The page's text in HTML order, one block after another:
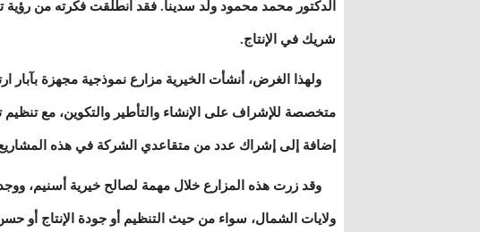
الدكتور محمد محمود ولد سدينا. فقد انطلقت فكرته من
شريك في الإنتاج.
ولهذا الغرض، أنشأت الخيرية مزارع نموذجية مجهزة بآبار
متخصصة للإشراف على الإنشاء والتأطير والتكوين، مع تنظيم
إضافة إلى إشراك عدد من متقاعدي الشركة في هذه
وقد زرت هذه المزارع خلال مهمة لصالح خيرية أسنيم،
ولايات الشمال، سواء من حيث التنظيم أو جودة الإنتاج أو